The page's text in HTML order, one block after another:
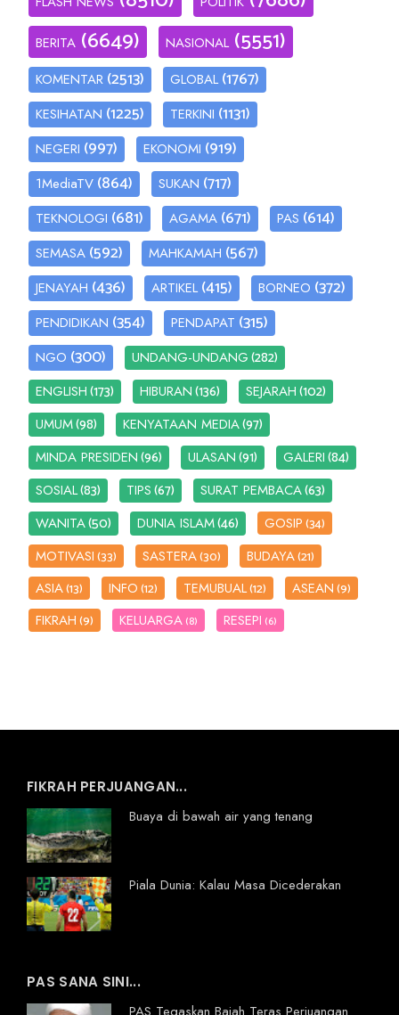
BERITA (6649) NASIONAL (5551)
KOMENTAR (2513) GLOBAL (1767)
KESIHATAN (1225) TERKINI (1131)
NEGERI (997) EKONOMI (919)
1MediaTV (864) SUKAN (717)
TEKNOLOGI (681) AGAMA (671) PAS (614)
SEMASA (592) MAHKAMAH (567)
JENAYAH (436) ARTIKEL (415) BORNEO (372)
PENDIDIKAN (354) PENDAPAT (315)
NGO (300) UNDANG-UNDANG(282)
ENGLISH(173) HIBURAN(136) SEJARAH(102)
UMUM(98) KENYATAAN MEDIA(97)
MINDA PRESIDEN(96) ULASAN(91) GALERI(84)
SOSIAL(83) TIPS(67) SURAT PEMBACA(63)
WANITA(50) DUNIA ISLAM(46) GOSIP(34)
MOTIVASI(33) SASTERA(30) BUDAYA(21)
ASIA(13) INFO(12) TEMUBUAL(12) ASEAN(9)
FIKRAH(9) KELUARGA (8) RESEPI (6)
FIKRAH PERJUANGAN...
Buaya di bawah air yang tenang
Piala Dunia: Kalau Masa Dicederakan
PAS SANA SINI...